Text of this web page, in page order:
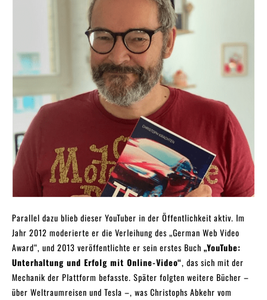
Parallel dazu blieb dieser YouTuber in der Öffentlichkeit aktiv. Im
Jahr 2012 moderierte er die Verleihung des „German Web Video
Award“, und 2013 veröffentlichte er sein erstes Buch „YouTube:
Unterhaltung und Erfolg mit Online-Video“, das sich mit der
Mechanik der Plattform befasste. Später folgten weitere Bücher –
über Weltraumreisen und Tesla –, was Christophs Abkehr vom